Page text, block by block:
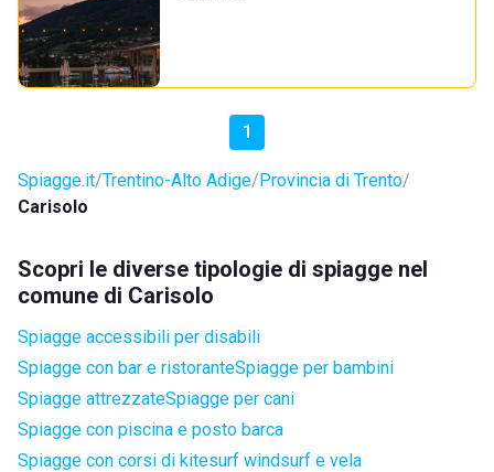
1
Spiagge.it Trentino-Alto Adige Provincia di Trento
Carisolo
Scopri le diverse tipologie di spiagge nel
comune di Carisolo
Spiagge accessibili per disabili
Spiagge con bar e ristoranteSpiagge per bambini
Spiagge attrezzateSpiagge per cani
Spiagge con piscina e posto barca
Spiagge con corsi di kitesurf windsurf e vela